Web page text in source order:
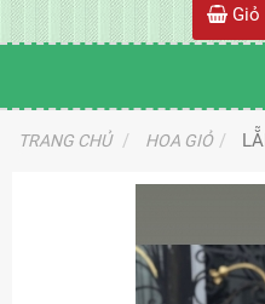
Giỏ
TRANG CHỦ HOA GIỎ